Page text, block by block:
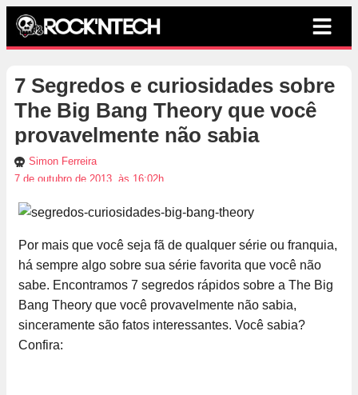
7 Segredos e curiosidades sobre
The Big Bang Theory que você
provavelmente não sabia
Simon Ferreira
7 de outubro de 2013, às 16:02h
Por mais que você seja fã de qualquer série ou franquia,
há sempre algo sobre sua série favorita que você não
sabe. Encontramos 7 segredos rápidos sobre a The Big
Bang Theory que você provavelmente não sabia,
sinceramente são fatos interessantes. Você sabia?
Confira: